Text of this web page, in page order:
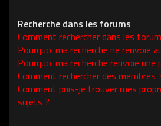
Recherche dans les forums
Comment rechercher dans les
Pourquoi ma recherche ne renvoie
Pourquoi ma recherche renvoie une
Comment rechercher des membres
Comment puis-je trouver mes
sujets ?